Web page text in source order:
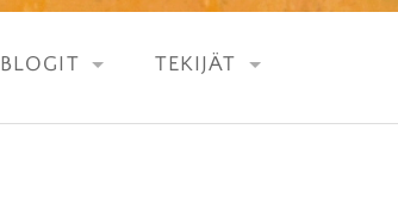
BLOGIT
PARTUUNALOKI
TEKIJÄT
JÄSENET